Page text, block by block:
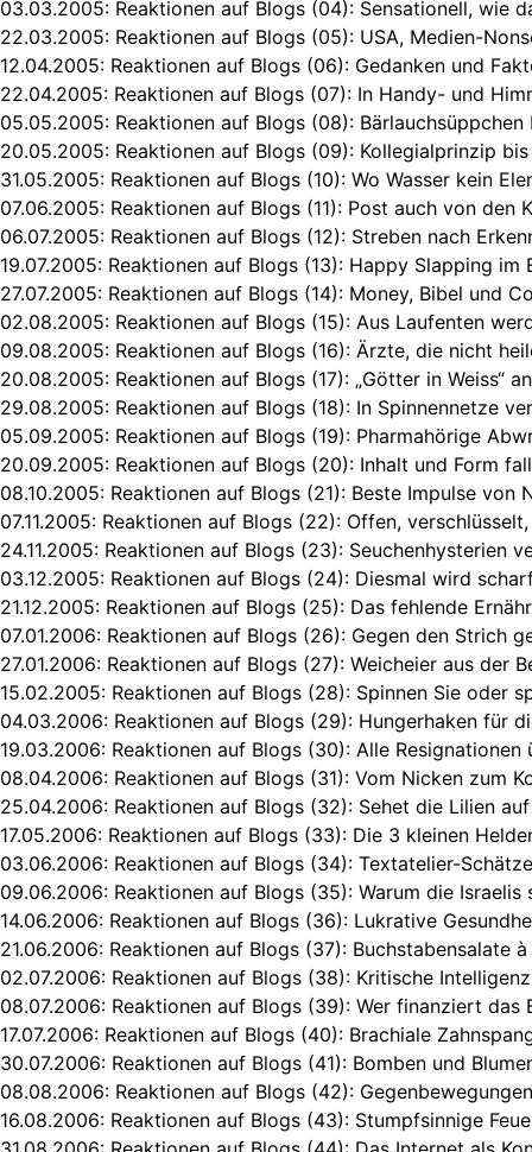
03.03.2005: Reaktionen auf Blogs (04): Sensationell, wie
22.03.2005: Reaktionen auf Blogs (05): USA, Medien-
12.04.2005: Reaktionen auf Blogs (06): Gedanken und
22.04.2005: Reaktionen auf Blogs (07): In Handy- und
05.05.2005: Reaktionen auf Blogs (08): Bärlauchsüppchen
20.05.2005: Reaktionen auf Blogs (09): Kollegialprinzip
31.05.2005: Reaktionen auf Blogs (10): Wo Wasser kein
07.06.2005: Reaktionen auf Blogs (11): Post auch von den
06.07.2005: Reaktionen auf Blogs (12): Streben nach
19.07.2005: Reaktionen auf Blogs (13): Happy Slapping im
27.07.2005: Reaktionen auf Blogs (14): Money, Bibel und
02.08.2005: Reaktionen auf Blogs (15): Aus Laufenten
09.08.2005: Reaktionen auf Blogs (16): Ärzte, die nicht
20.08.2005: Reaktionen auf Blogs (17): „Götter in Weiss“
29.08.2005: Reaktionen auf Blogs (18): In Spinnennetze
05.09.2005: Reaktionen auf Blogs (19): Pharmahörige
20.09.2005: Reaktionen auf Blogs (20): Inhalt und Form
08.10.2005: Reaktionen auf Blogs (21): Beste Impulse von
07.11.2005: Reaktionen auf Blogs (22): Offen,
24.11.2005: Reaktionen auf Blogs (23): Seuchenhysterien
03.12.2005: Reaktionen auf Blogs (24): Diesmal wird
21.12.2005: Reaktionen auf Blogs (25): Das fehlende
07.01.2006: Reaktionen auf Blogs (26): Gegen den Strich
27.01.2006: Reaktionen auf Blogs (27): Weicheier aus der
15.02.2005: Reaktionen auf Blogs (28): Spinnen Sie oder
04.03.2006: Reaktionen auf Blogs (29): Hungerhaken für
19.03.2006: Reaktionen auf Blogs (30): Alle Resignationen
08.04.2006: Reaktionen auf Blogs (31): Vom Nicken zum
25.04.2006: Reaktionen auf Blogs (32): Sehet die Lilien
17.05.2006: Reaktionen auf Blogs (33): Die 3 kleinen
03.06.2006: Reaktionen auf Blogs (34): Textatelier-
09.06.2006: Reaktionen auf Blogs (35): Warum die Israelis
14.06.2006: Reaktionen auf Blogs (36): Lukrative
21.06.2006: Reaktionen auf Blogs (37): Buchstabensalate
02.07.2006: Reaktionen auf Blogs (38): Kritische
08.07.2006: Reaktionen auf Blogs (39): Wer finanziert das
17.07.2006: Reaktionen auf Blogs (40): Brachiale
30.07.2006: Reaktionen auf Blogs (41): Bomben und
08.08.2006: Reaktionen auf Blogs (42):
16.08.2006: Reaktionen auf Blogs (43): Stumpfsinnige